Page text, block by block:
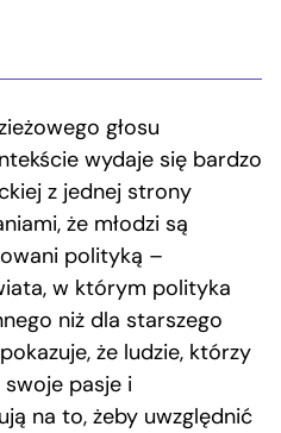
głosu
wydaje się bardzo
z jednej strony
że młodzi są
polityką –
w którym polityka
niż dla starszego
że ludzie, którzy
pasje i
na to, żeby uwzględnić